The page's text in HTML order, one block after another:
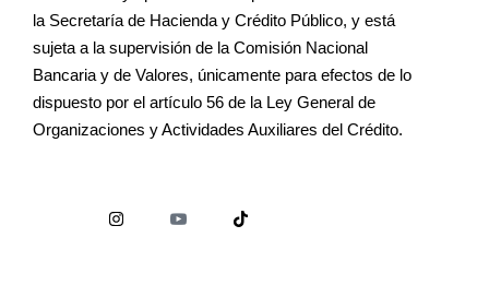
la Secretaría de Hacienda y Crédito Público, y está
sujeta a la supervisión de la Comisión Nacional
Bancaria y de Valores, únicamente para efectos de lo
dispuesto por el artículo 56 de la Ley General de
Organizaciones y Actividades Auxiliares del Crédito.